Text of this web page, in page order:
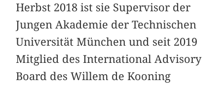
Herbst 2018 ist sie Supervisor der
Jungen Akademie der Technischen
Universität München und seit 2019
Mitglied des International Advisory
Board des Willem de Kooning